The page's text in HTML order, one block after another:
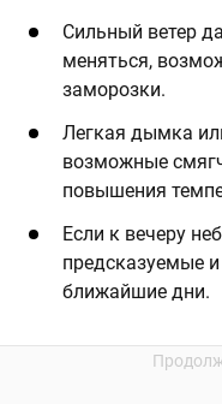
Сильный ветер
меняться,
заморозки.
Легкая дымка
возможные
повышения
Если к вечеру
предсказуемые
ближайшие дни.